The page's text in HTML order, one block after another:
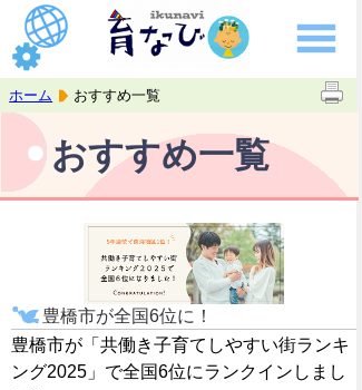
ホーム おすすめ一覧
おすすめ一覧
豊橋市が全国6位に！
豊橋市が「共働き子育てしやすい街ランキ
ング2025」で全国6位にランクインしまし